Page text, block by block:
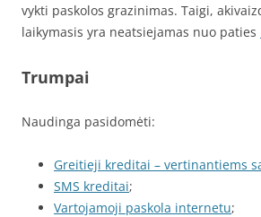
vykti paskolos grazinimas. Taigi,
laikymasis yra neatsiejamas nuo paties
Trumpai
Naudinga pasidomėti:
Greitieji kreditai – vertinantiems
SMS kreditai;
Vartojamoji paskola internetu;